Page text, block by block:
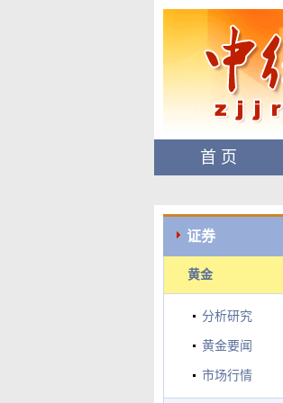
首 页
证券
黄金
分析研究
黄金要闻
市场行情